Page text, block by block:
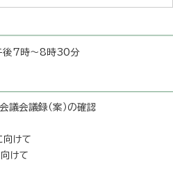
後7時～8時30分
会議録（案）の確認
向けて
けて